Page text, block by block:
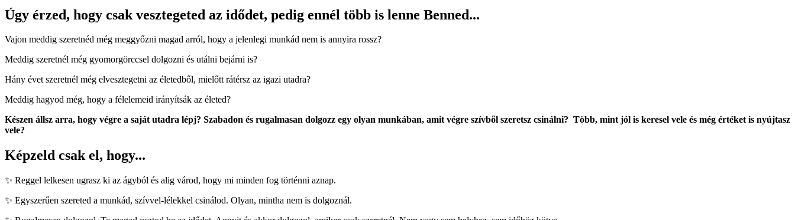
Úgy érzed, hogy csak vesztegeted az idődet, pedig ennél több is lenne Benned...
Vajon meddig szeretnéd még meggyőzni magad arról, hogy a jelenlegi munkád nem is annyira rossz?
Meddig szeretnél még gyomorgörccsel dolgozni és utálni bejárni is?
Hány évet szeretnél még elvesztegetni az életedből, mielőtt rátérsz az igazi utadra?
Meddig hagyod még, hogy a félelemeid irányítsák az életed?
Készen állsz arra, hogy végre a saját utadra lépj? Szabadon és rugalmasan dolgozz egy olyan munkában, amit végre szívből szeretsz csinálni? Több, mint jól is keresel vele és még értéket is nyújtasz
vele?
Képzeld csak el, hogy...
✨ Reggel lelkesen ugrasz ki az ágyból és alig várod, hogy mi minden fog történni aznap.
✨ Egyszerűen szereted a munkád, szívvel-lélekkel csinálod. Olyan, mintha nem is dolgoznál.